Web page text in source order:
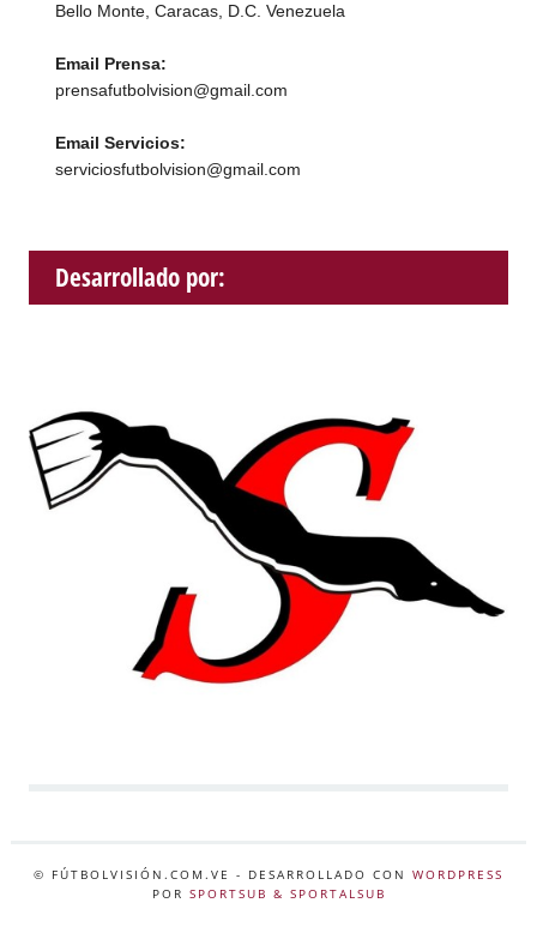
Bello Monte, Caracas, D.C. Venezuela
Email Prensa:
prensafutbolvision@gmail.com
Email Servicios:
serviciosfutbolvision@gmail.com
Desarrollado por:
© FÚTBOLVISIÓN.COM.VE - DESARROLLADO CON WORDPRESS
POR SPORTSUB & SPORTALSUB